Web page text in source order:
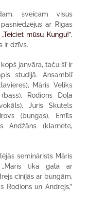
sveicam visus
ar Rīgas
„Teiciet mūsu Kungu!”,
ir dzīvs.
janvāra, taču šī ir
studijā. Ansamblī
Māris Veliks
Rodions Doļa
Juris Skutels
(bungas), Emīls
Andžāns (klarnete,
seminārists Māris
„Māris tika galā ar
cīnījās ar bungām,
Rodions un Andrejs,”